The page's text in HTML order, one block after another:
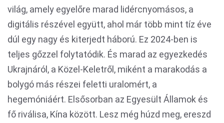
világ, amely egyelőre marad lidércnyomásos, a
digitális részével együtt, ahol már több mint tíz éve
dúl egy nagy és kiterjedt háború. Ez 2024-ben is
teljes gőzzel folytatódik. És marad az egyezkedés
Ukrajnáról, a Közel-Keletről, miként a marakodás a
bolygó más részei feletti uralomért, a
hegemóniáért. Elsősorban az Egyesült Államok és
fő riválisa, Kína között. Lesz még húzd meg, ereszd